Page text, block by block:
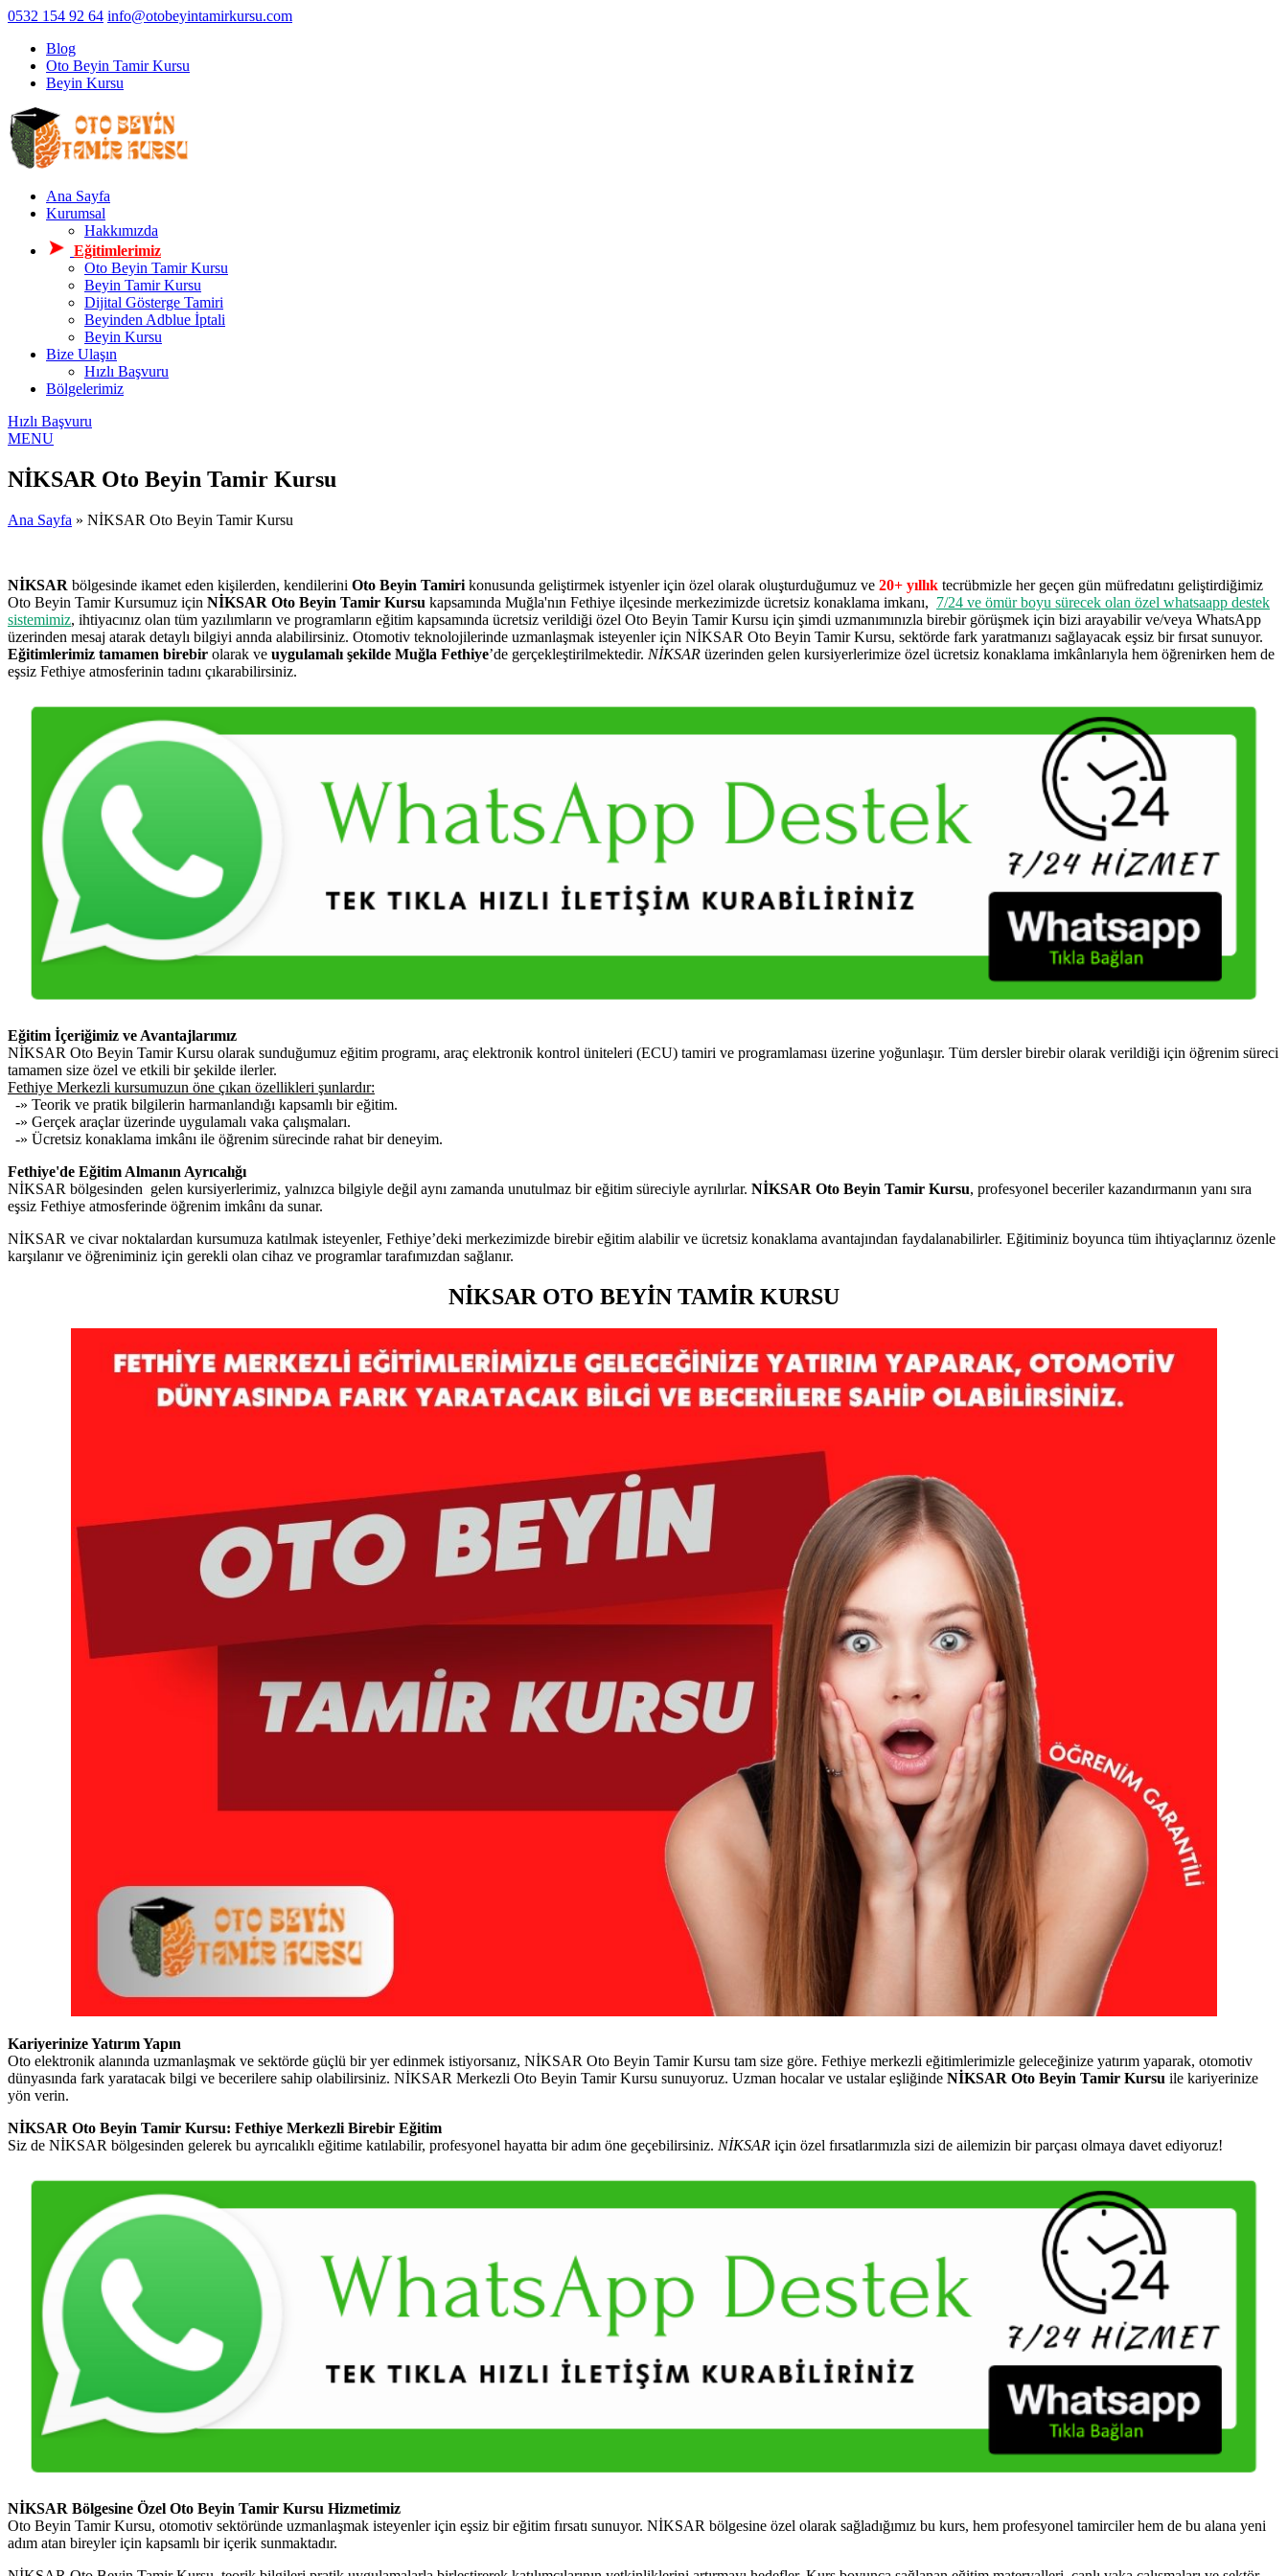
0532 154 92 64 info@otobeyintamirkursu.com
Blog
Oto Beyin Tamir Kursu
Beyin Kursu
Ana Sayfa
Kurumsal
Hakkımızda
Eğitimlerimiz
Oto Beyin Tamir Kursu
Beyin Tamir Kursu
Dijital Gösterge Tamiri
Beyinden Adblue İptali
Beyin Kursu
Bize Ulaşın
Hızlı Başvuru
Bölgelerimiz
Hızlı Başvuru
MENU
NİKSAR Oto Beyin Tamir Kursu
Ana Sayfa » NİKSAR Oto Beyin Tamir Kursu
NİKSAR bölgesinde ikamet eden kişilerden, kendilerini Oto Beyin Tamiri konusunda geliştirmek istyenler için özel olarak oluşturduğumuz ve 20+ yıllık tecrübmizle her geçen gün müfredatını geliştirdiğimiz
Oto Beyin Tamir Kursumuz için NİKSAR Oto Beyin Tamir Kursu kapsamında Muğla'nın Fethiye ilçesinde merkezimizde ücretsiz konaklama imkanı, 7/24 ve ömür boyu sürecek olan özel whatsaapp destek
sistemimiz, ihtiyacınız olan tüm yazılımların ve programların eğitim kapsamında ücretsiz verildiği özel Oto Beyin Tamir Kursu için şimdi uzmanımınızla birebir görüşmek için bizi arayabilir ve/veya WhatsApp
üzerinden mesaj atarak detaylı bilgiyi annda alabilirsiniz. Otomotiv teknolojilerinde uzmanlaşmak isteyenler için NİKSAR Oto Beyin Tamir Kursu, sektörde fark yaratmanızı sağlayacak eşsiz bir fırsat sunuyor.
Eğitimlerimiz tamamen birebir olarak ve uygulamalı şekilde Muğla Fethiye’de gerçekleştirilmektedir. NİKSAR üzerinden gelen kursiyerlerimize özel ücretsiz konaklama imkânlarıyla hem öğrenirken hem de
eşsiz Fethiye atmosferinin tadını çıkarabilirsiniz.
Eğitim İçeriğimiz ve Avantajlarımız
NİKSAR Oto Beyin Tamir Kursu olarak sunduğumuz eğitim programı, araç elektronik kontrol üniteleri (ECU) tamiri ve programlaması üzerine yoğunlaşır. Tüm dersler birebir olarak verildiği için öğrenim süreci
tamamen size özel ve etkili bir şekilde ilerler.
Fethiye Merkezli kursumuzun öne çıkan özellikleri şunlardır:
-» Teorik ve pratik bilgilerin harmanlandığı kapsamlı bir eğitim.
-» Gerçek araçlar üzerinde uygulamalı vaka çalışmaları.
-» Ücretsiz konaklama imkânı ile öğrenim sürecinde rahat bir deneyim.
Fethiye'de Eğitim Almanın Ayrıcalığı
NİKSAR bölgesinden gelen kursiyerlerimiz, yalnızca bilgiyle değil aynı zamanda unutulmaz bir eğitim süreciyle ayrılırlar. NİKSAR Oto Beyin Tamir Kursu, profesyonel beceriler kazandırmanın yanı sıra
eşsiz Fethiye atmosferinde öğrenim imkânı da sunar.
NİKSAR ve civar noktalardan kursumuza katılmak isteyenler, Fethiye’deki merkezimizde birebir eğitim alabilir ve ücretsiz konaklama avantajından faydalanabilirler. Eğitiminiz boyunca tüm ihtiyaçlarınız özenle
karşılanır ve öğreniminiz için gerekli olan cihaz ve programlar tarafımızdan sağlanır.
NİKSAR OTO BEYİN TAMİR KURSU
Kariyerinize Yatırım Yapın
Oto elektronik alanında uzmanlaşmak ve sektörde güçlü bir yer edinmek istiyorsanız, NİKSAR Oto Beyin Tamir Kursu tam size göre. Fethiye merkezli eğitimlerimizle geleceğinize yatırım yaparak, otomotiv
dünyasında fark yaratacak bilgi ve becerilere sahip olabilirsiniz. NİKSAR Merkezli Oto Beyin Tamir Kursu sunuyoruz. Uzman hocalar ve ustalar eşliğinde NİKSAR Oto Beyin Tamir Kursu ile kariyerinize
yön verin.
NİKSAR Oto Beyin Tamir Kursu: Fethiye Merkezli Birebir Eğitim
Siz de NİKSAR bölgesinden gelerek bu ayrıcalıklı eğitime katılabilir, profesyonel hayatta bir adım öne geçebilirsiniz. NİKSAR için özel fırsatlarımızla sizi de ailemizin bir parçası olmaya davet ediyoruz!
NİKSAR Bölgesine Özel Oto Beyin Tamir Kursu Hizmetimiz
Oto Beyin Tamir Kursu, otomotiv sektöründe uzmanlaşmak isteyenler için eşsiz bir eğitim fırsatı sunuyor. NİKSAR bölgesine özel olarak sağladığımız bu kurs, hem profesyonel tamirciler hem de bu alana yeni
adım atan bireyler için kapsamlı bir içerik sunmaktadır.